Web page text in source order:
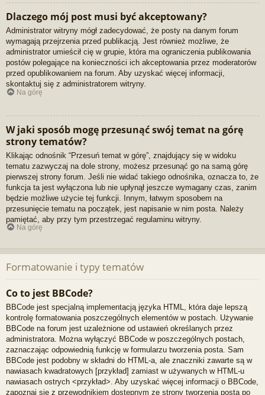
Dlaczego mój post musi być akceptowany?
Administrator witryny mógł zadecydować, że posty na danym forum
wymagają przejrzenia przed publikacją. Jest również możliwe, że
administrator umieścił cię w grupie, która ma ograniczenia publikowania
postów polegające na konieczności ich akceptowania przez moderatorów
przed opublikowaniem na forum. Aby uzyskać więcej informacji,
skontaktuj się z administratorem witryny.
Na górę
W jaki sposób mogę przesunąć swój temat na górę
strony tematów?
Klikając odnośnik “Przesuń temat w górę”, znajdujący się w widoku
tematu zazwyczaj na dole strony, możesz przesunąć go na samą górę
pierwszej strony forum. Jeśli nie widać takiego odnośnika, oznacza to, że
funkcja ta jest wyłączona lub nie upłynął jeszcze wymagany czas, zanim
będzie możliwe użycie tej funkcji. Innym, łatwym sposobem na
przesunięcie tematu na początek, jest napisanie w nim posta. Należy
pamiętać, aby przy tym przestrzegać regulaminu witryny.
Na górę
Formatowanie i typy tematów
Co to jest BBCode?
BBCode jest specjalną implementacją języka HTML, która daje lepszą
kontrolę formatowania poszczególnych elementów w postach. Używanie
BBCode na forum jest uzależnione od ustawień określanych przez
administratora. Można wyłączyć BBCode w poszczególnych postach,
zaznaczając odpowiednią funkcję w formularzu tworzenia posta. Sam
BBCode jest podobny w składni do HTML-a, ale znaczniki zawarte są w
nawiasach kwadratowych [przykład] zamiast w używanych w HTML-u
nawiasach ostrych <przykład>. Aby uzyskać więcej informacji o BBCode,
zapoznaj się z przewodnikiem dostępnym ze strony tworzenia posta po